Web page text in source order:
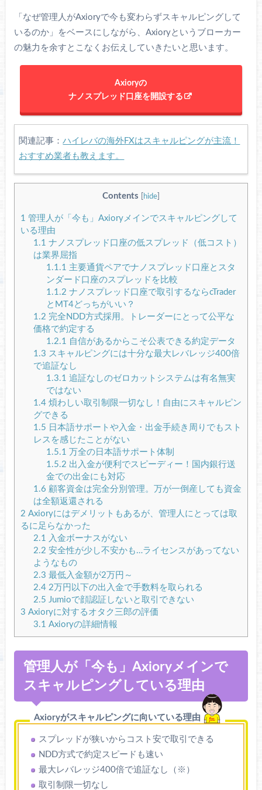
「なぜ管理人がAxioryで今も変わらずスキャルピングして
いるのか」をベースにしながら、Axioryというブローカー
の魅力を余すとこなくお伝えしていきたいと思います。
Axioryの
ナノスプレッド口座を開設する
関連記事：ハイレバの海外FXはスキャルピングが主流！
おすすめ業者も教えます。
Contents hide]
1 管理人が「今も」Axioryメインでスキャルピングして
いる理由
1.1 ナノスプレッド口座の低スプレッド（低コスト）
は業界屈指
1.1.1 主要通貨ペアでナノスプレッド口座とスタ
ンダード口座のスプレッドを比較
1.1.2 ナノスプレッド口座で取引するならcTrader
とMT4どっちがいい？
1.2 完全NDD方式採用。トレーダーにとって公平な
価格で約定する
1.2.1
自信があるからこそ公表できる約定データ
1.3 スキャルピングには十分な最大レバレッジ400倍
で追証なし
1.3.1 追証なしのゼロカットシステムは有名無実
ではない
1.4煩わしい取引制限一切なし！自由にスキャルピン
グできる
1.5 日本語サポートや入金・出金手続き周りでもスト
レスを感じたことがない
1.5.1 万全の日本語サポート体制
1.5.2 出入金が便利でスピーディー！国内銀行送
金での出金にも対応
1.6 顧客資金は完全分別管理。万が一倒産しても資金
は全額返還される
2 Axioryにはデメリットもあるが、管理人にとっては取
るに足らなかった
2.1
入金ボーナスがない
2.2 安全性が少し不安かも…ライセンスがあってない
ようなもの
2.3 最低入金額が2万円～
2.42万円以下の出入金で手数料を取られる
2.5 Jumioで顔認証しないと取引できない
3 Axioryに対するオタク三郎の評価
3.1 Axioryの詳細情報
管理人が「今も」Axioryメインで
スキャルピングしている理由
Axioryがスキャルピングに向いている理由
スプレッドが狭いからコスト安で取引できる
NDD方式で約定スピードも速い
最大レバレッジ400倍で追証なし（※）
取引制限一切なし